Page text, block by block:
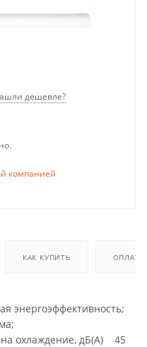
дешевле?
компанией
КАК КУПИТЬ ОПЛАТА
энергоэффективность;
охлаждение, дБ(А) 45